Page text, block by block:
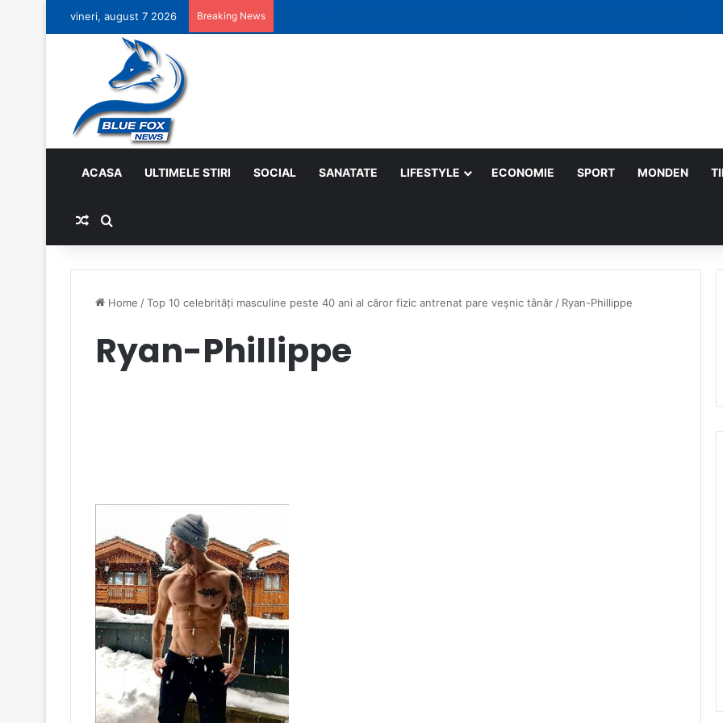
vineri, august 7 2026 Breaking News
ACASA ULTIMELE STIRI SOCIAL SANATATE LIFESTYLE ECONOMIE SPORT MONDEN
Random Article
Search for
Home /Top 10 celebrități masculine peste 40 ani al căror fizic antrenat pare veșnic tânăr / Ryan-Phillippe
Ryan-Phillippe